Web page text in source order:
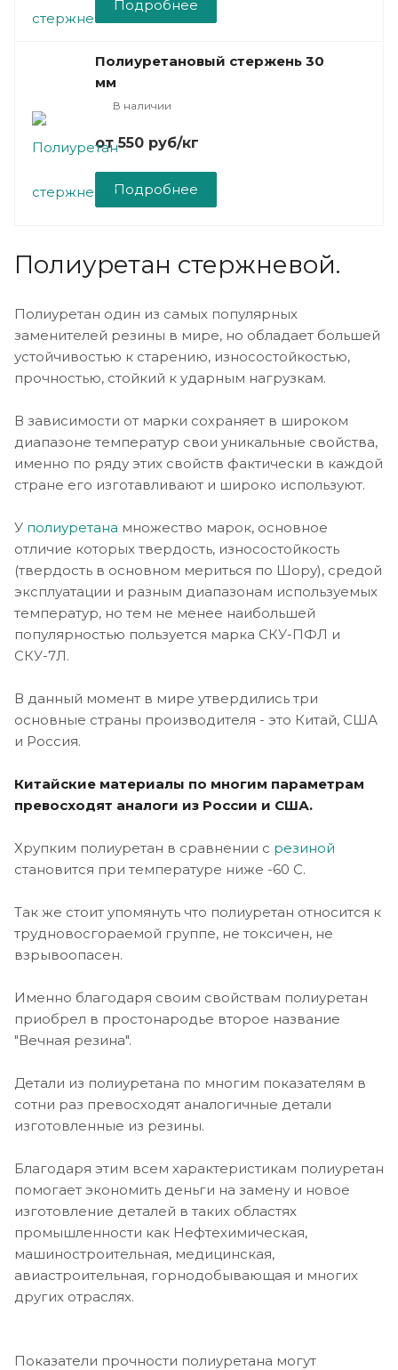
Подробнее
Полиуретановый стержень 30
мм
В наличии
от 550 руб/кг
Подробнее
Полиуретан стержневой.
Полиуретан один из самых популярных
заменителей резины в мире, но обладает большей
устойчивостью к старению, износостойкостью,
прочностью, стойкий к ударным нагрузкам.
В зависимости от марки сохраняет в широком
диапазоне температур свои уникальные свойства,
именно по ряду этих свойств фактически в каждой
стране его изготавливают и широко используют.
У полиуретана множество марок, основное
отличие которых твердость, износостойкость
(твердость в основном мериться по Шору), средой
эксплуатации и разным диапазонам используемых
температур, но тем не менее наибольшей
популярностью пользуется марка СКУ-ПФЛ и
СКУ-7Л.
В данный момент в мире утвердились три
основные страны производителя - это Китай, США
и Россия.
Китайские материалы по многим параметрам
превосходят аналоги из России и США.
Хрупким полиуретан в сравнении с резиной
становится при температуре ниже -60 С.
Так же стоит упомянуть что полиуретан относится к
трудновосгораемой группе, не токсичен, не
взрывоопасен.
Именно благодаря своим свойствам полиуретан
приобрел в простонародье второе название
"Вечная резина".
Детали из полиуретана по многим показателям в
сотни раз превосходят аналогичные детали
изготовленные из резины.
Благодаря этим всем характеристикам полиуретан
помогает экономить деньги на замену и новое
изготовление деталей в таких областях
промышленности как Нефтехимическая,
машиностроительная, медицинская,
авиастроительная, горнодобывающая и многих
других отраслях.
Показатели прочности полиуретана могут